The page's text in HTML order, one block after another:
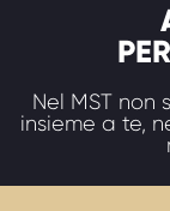
Nel MST non
insieme a te,